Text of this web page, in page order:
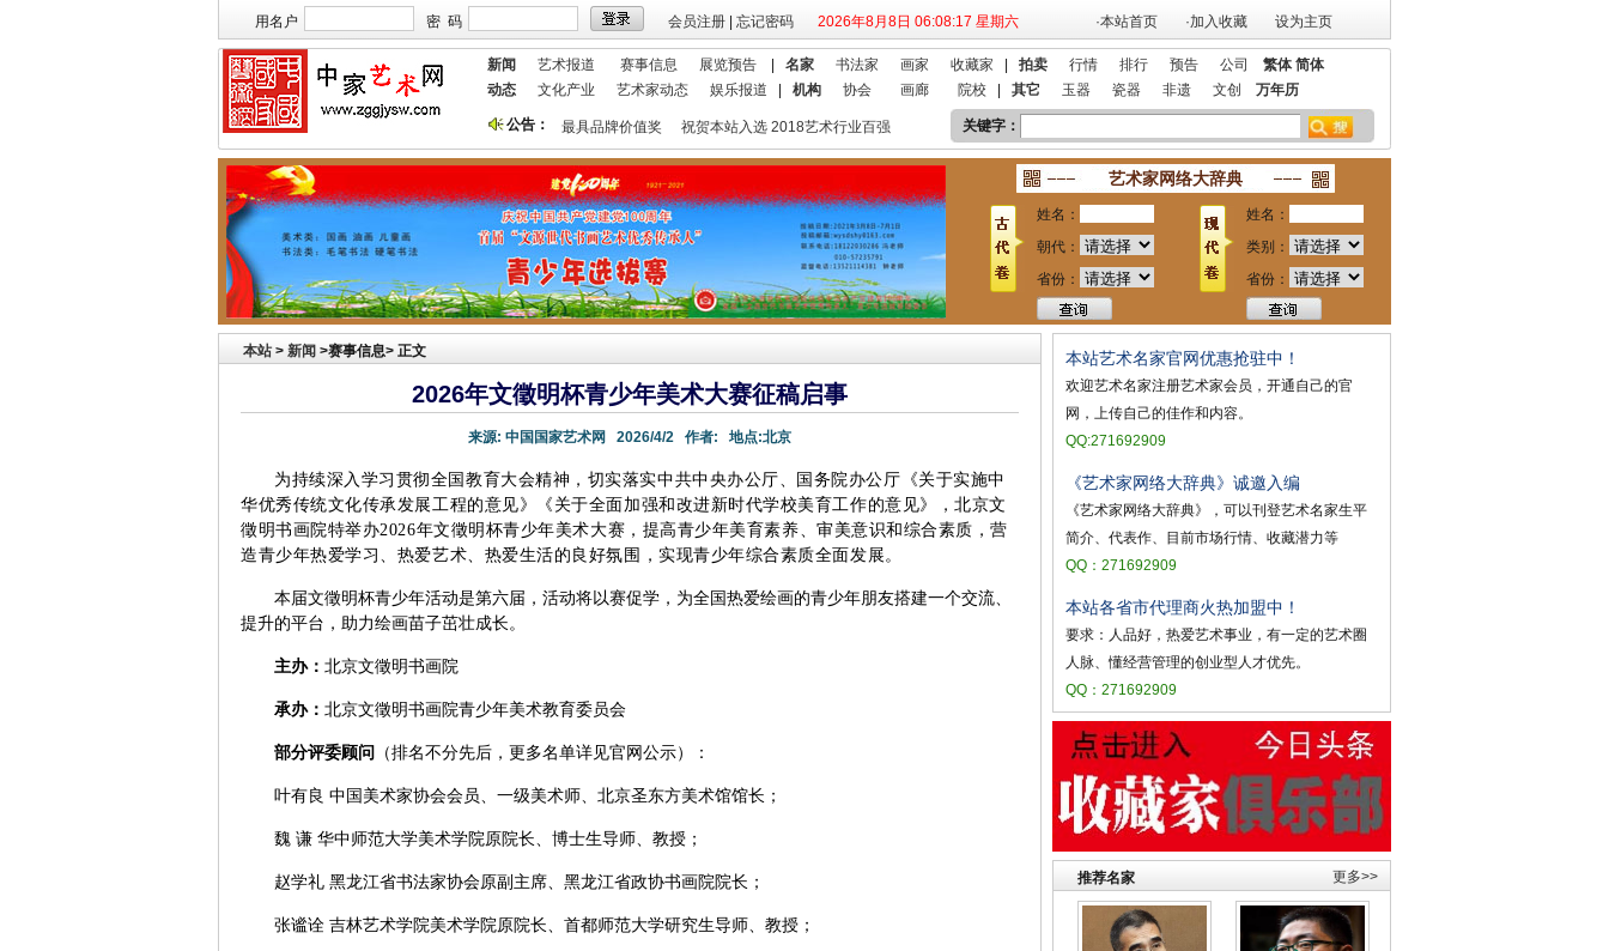
用名户 密 码 会员注册 忘记密码 2026年8月8日 06:08:18 星期六 ·本站首页 ·加入收藏 设为主页
新闻 艺术报道 赛事信息 展览预告 名家 书法家 画家 收藏家 拍卖 行情 排行 预告 公司 繁体 简体
动态
文化产业 艺术家动态 娱乐报道 机构 协会 画廊 院校 其它 玉器 瓷器 非遗 文创 万年历
公告：
本站欢迎艺术家宣传投放！ 祝贺本站获艺术行业最具品牌价值奖 祝贺本站入选 2018艺术行业百强 本站欢迎艺术家宣传投放！ 祝贺本站获艺术行业最具品牌价值奖
关键字：
艺术家网络大辞典
姓名：
朝代：
省份：
姓名：
类别：
省份：
本站 > 新闻 >赛事信息> 正文
2026年文徵明杯青少年美术大赛征稿启事
来源: 中国国家艺术网 2026/4/2 作者: 地点:北京
为持续深入学习贯彻全国教育大会精神，切实落实中共中央办公厅、国务院办公厅《关于实施中
华优秀传统文化传承发展工程的意见》《关于全面加强和改进新时代学校美育工作的意见》，北京文
徵明书画院特举办2026年文徵明杯青少年美术大赛，提高青少年美育素养、审美意识和综合素质，营
造青少年热爱学习、热爱艺术、热爱生活的良好氛围，实现青少年综合素质全面发展。
本届文徵明杯青少年活动是第六届，活动将以赛促学，为全国热爱绘画的青少年朋友搭建一个交流、
提升的平台，助力绘画苗子茁壮成长。
主办： 北京文徵明书画院
承办： 北京文徵明书画院青少年美术教育委员会
部分评委顾问 （排名不分先后，更多名单详见官网公示）：
叶有良 中国美术家协会会员、一级美术师、北京圣东方美术馆馆长；
魏 谦 华中师范大学美术学院原院长、博士生导师、教授；
赵学礼 黑龙江省书法家协会原副主席、黑龙江省政协书画院院长；
张谧诠 吉林艺术学院美术学院原院长、首都师范大学研究生导师、教授；
本站艺术名家官网优惠抢驻中！
欢迎艺术名家注册艺术家会员，开通自己的官
网，上传自己的佳作和内容。
QQ:271692909
《艺术家网络大辞典》诚邀入编
《艺术家网络大辞典》，可以刊登艺术名家生平
简介、代表作、目前市场行情、收藏潜力等
QQ：271692909
本站各省市代理商火热加盟中！
要求：人品好，热爱艺术事业，有一定的艺术圈
人脉、懂经营管理的创业型人才优先。
QQ：271692909
推荐名家 更多>>